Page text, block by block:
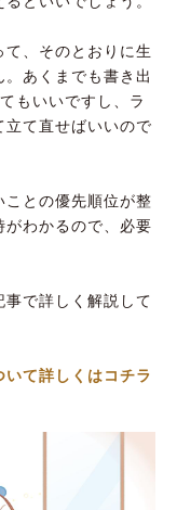
、そのとおりに生
あくまでも書き出
もいいですし、ラ
立て直せばいいので
ことの優先順位が整
わかるので、必要
で詳しく解説して
いて詳しくはコチラ